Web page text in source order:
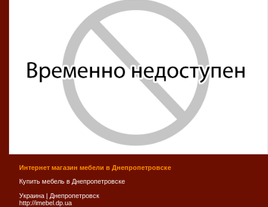
Интернет магазин мебели в Днепропетровске
Купить мебель в Днепропетровске
Украина | Днепропетровск
http://imebel.dp.ua